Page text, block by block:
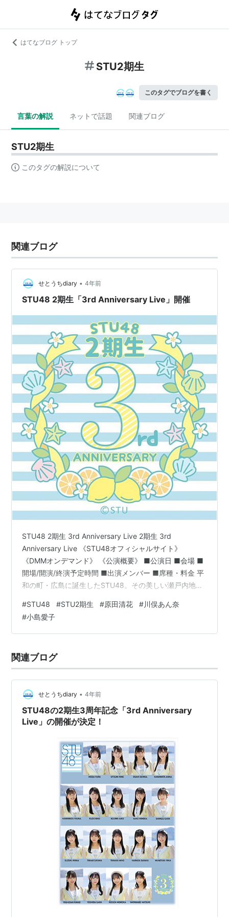
はてなブログ トップ
STU2期生
このタグでブログを書く
言葉の解説 ネットで話題 関連ブログ
STU2期生
このタグの解説について
関連ブログ
せとうちdiary • 4年前
STU48 2期生「3rd Anniversary Live」開催
STU48 2期生 3rd Anniversary Live 2期生 3rd
Anniversary Live 《STU48オフィシャルサイト》
《DMMオンデマンド》 《公演概要》 ■公演日 ■会場 ■
開場/開演/終演予定時間 ■出演メンバー ■席種・料金 平
和の町・広島に誕生したSTU48。その美しい瀬戸内地方
ライブが10月23日、広島市中区のJMSアステールプラ
ザ・大ホールで開催されます。 STU48の2期生は2019年
12月3日に開催された最終審査で加入。ファン投票による
の夢の扉…
#STU48 #STU2期生 #原田清花 #川俣あん奈
#小島愛子
関連ブログ
せとうちdiary • 4年前
STU48の2期生3周年記念「3rd Anniversary
Live」の開催が決定！